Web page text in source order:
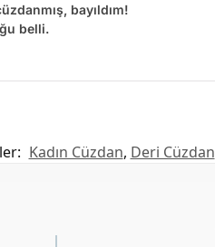
bayıldım!
belli.
Kadın Cüzdan, Deri Cüzdan